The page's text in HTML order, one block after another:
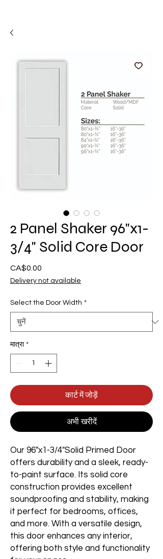
2 Panel Shaker 96"x1-
3/4" Solid Core Door
CA$0.00
Delivery not available
Select the Door Width *
मात्रा *
कार्ट में जोड़ें
अभी खरीदें
Our 96"x1-3/4"Solid Primed Door
offers durability and a sleek, ready-
to-paint surface. Its solid core
construction provides excellent
soundproofing and stability, making
it perfect for bedrooms, offices,
and more. With a versatile design,
this door enhances any interior,
offering both style and functionality